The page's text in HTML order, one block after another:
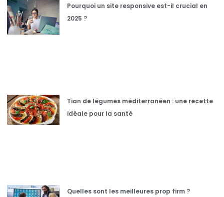
Pourquoi un site responsive est-il crucial en
2025 ?
Tian de légumes méditerranéen : une recette
idéale pour la santé
Quelles sont les meilleures prop firm ?